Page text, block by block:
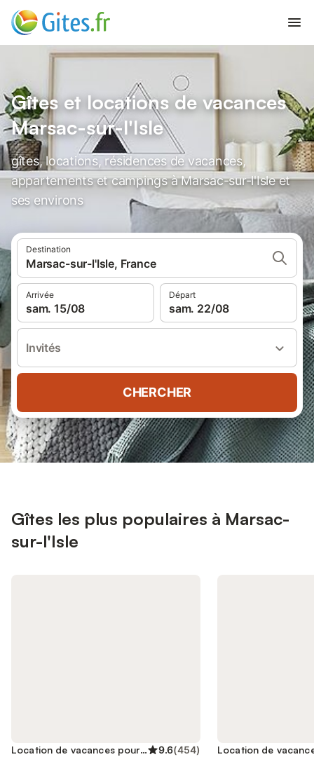
Gîtes et locations de vacances
Marsac-sur-l'Isle
gîtes, locations, résidences de vacances,
appartements et campings à Marsac-sur-l'Isle et
ses environs
Destination
Marsac-sur-l'Isle, France
Arrivée
sam. 15/08
Départ
sam. 22/08
Invités
CHERCHER
Gîtes les plus populaires à Marsac-
sur-l'Isle
Location de vacances pour 2 personnes 9.6(454)